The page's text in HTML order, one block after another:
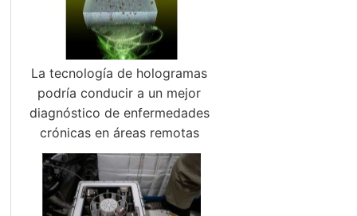
La tecnología de hologramas
podría conducir a un mejor
diagnóstico de enfermedades
crónicas en áreas remotas